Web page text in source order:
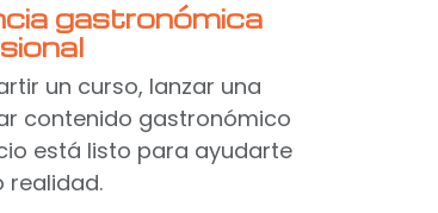
gastronómica
un curso, lanzar una
contenido gastronómico
está listo para ayudarte
realidad.